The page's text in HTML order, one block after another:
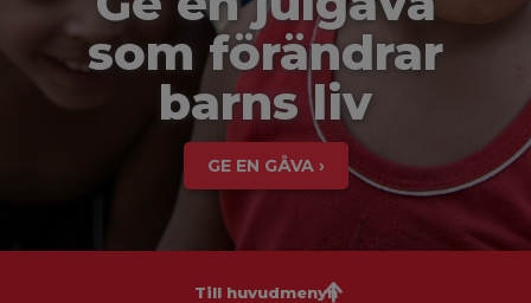
som förändrar
barns liv
GE EN GÅVA ›
Till huvudmenyn